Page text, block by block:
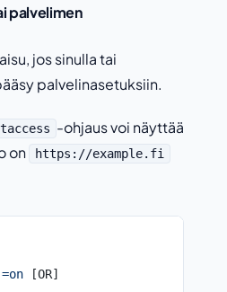
palvelimen
jos sinulla tai
palvelinasetuksiin.
-ohjaus voi näyttää
on
https://example.fi
[OR]